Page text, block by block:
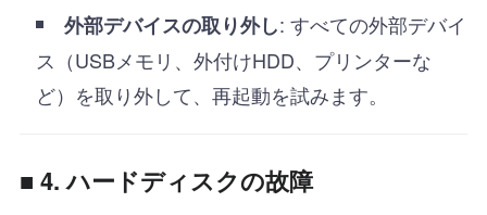
外部デバイスの取り外し: すべての外部デバイ
ス（USBメモリ、外付けHDD、プリンターな
ど）を取り外して、再起動を試みます。
■ 4. ハードディスクの故障